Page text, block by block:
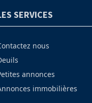
SERVICES
nous
annonces
immobilières